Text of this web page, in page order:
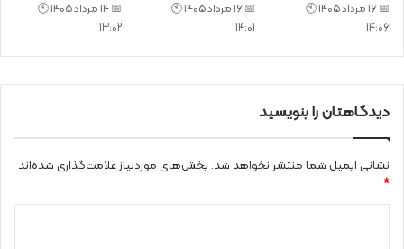
📅 16 مرداد 1405 🕙
14:06
📅 16 مرداد 1405 🕙
14:01
📅 14 مرداد 1405 🕙
13:02
دیدگاهتان را بنویسید
نشانی ایمیل شما منتشر نخواهد شد. بخش‌های موردنیاز علامت‌گذاری شده‌اند
*